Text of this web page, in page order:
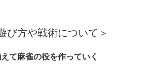
び方や戦術について＞
て麻雀の役を作っていく